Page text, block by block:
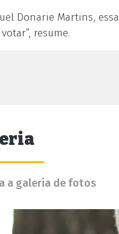
Donarie Martins,
resume.
a galeria de fotos